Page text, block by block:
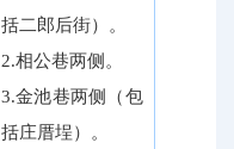
括二郎后街）。
2.相公巷两侧。
3.金池巷两侧（包
括庄厝埕）。